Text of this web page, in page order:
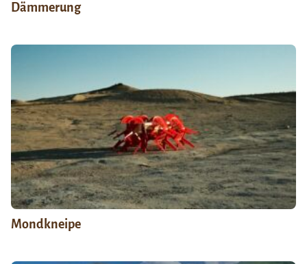
Dämmerung
Mondkneipe